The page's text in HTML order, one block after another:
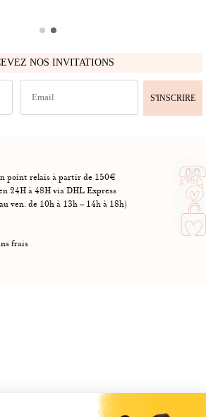
NOS INVITATIONS
S'INSCRIRE
point relais à partir de 150€
24H à 48H via DHL Express
ven. de 10h à 13h – 14h à 18h)
frais